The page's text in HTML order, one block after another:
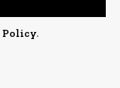
Policy.